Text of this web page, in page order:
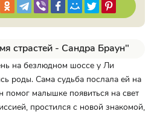
страстей - Сандра Браун"
на безлюдном шоссе у Ли
роды. Сама судьба послала ей на
малышке появиться на свет
простился с новой знакомой,